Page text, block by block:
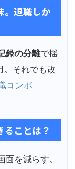
。退職しか
録の分離で揺
。それでも改
コンボ
ることは？
を減らす。